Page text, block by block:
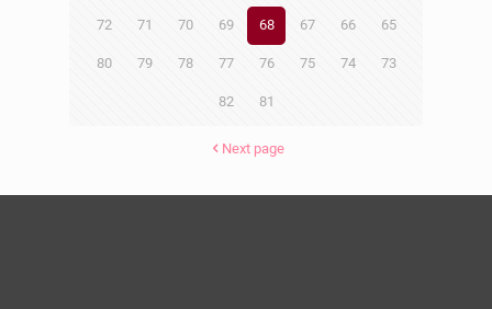
65
66
67
68
69
70
71
72
73
74
75
76
77
78
79
80
81
82
Next page